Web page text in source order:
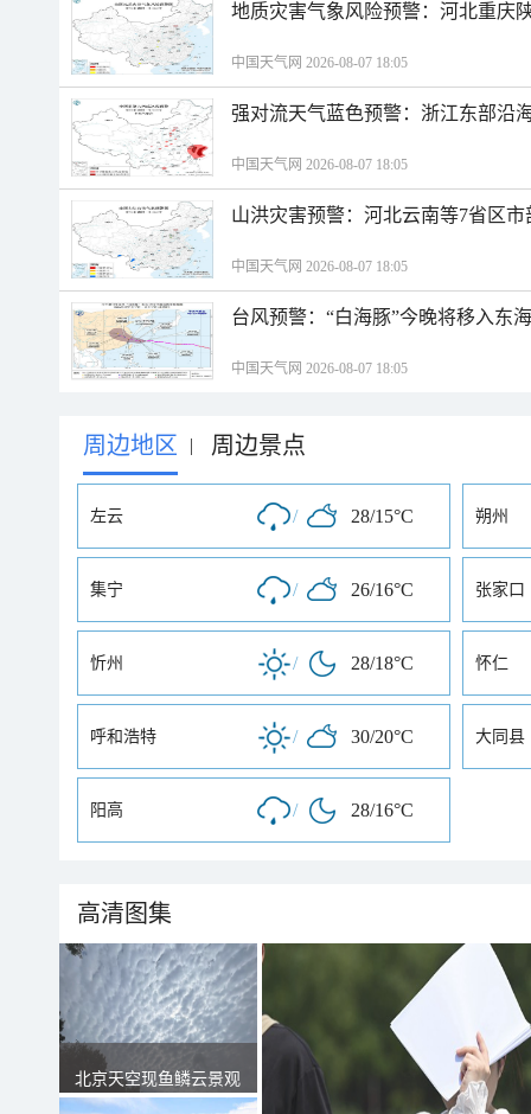
地质灾害气象风险预警：河北重庆
中国天气网 2026-08-07 18:05
强对流天气蓝色预警：浙江东部沿
中国天气网 2026-08-07 18:05
山洪灾害预警：河北云南等7省区
中国天气网 2026-08-07 18:05
台风预警：“白海豚”今晚将移入东
中国天气网 2026-08-07 18:05
周边地区 | 周边景点
左云 / 28/15°C 朔州
集宁 / 26/16°C 张家口
忻州 / 28/18°C 怀仁
呼和浩特 / 30/20°C 大同县
阳高 / 28/16°C
高清图集
北京天空现鱼鳞云景观